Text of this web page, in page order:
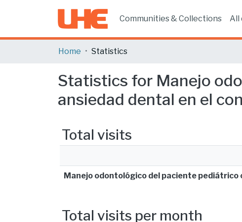
Communities & Collections All
Home Statistics
Statistics for Manejo
ansiedad dental en el
Total visits
Manejo odontológico del paciente pediátrico
Total visits per month